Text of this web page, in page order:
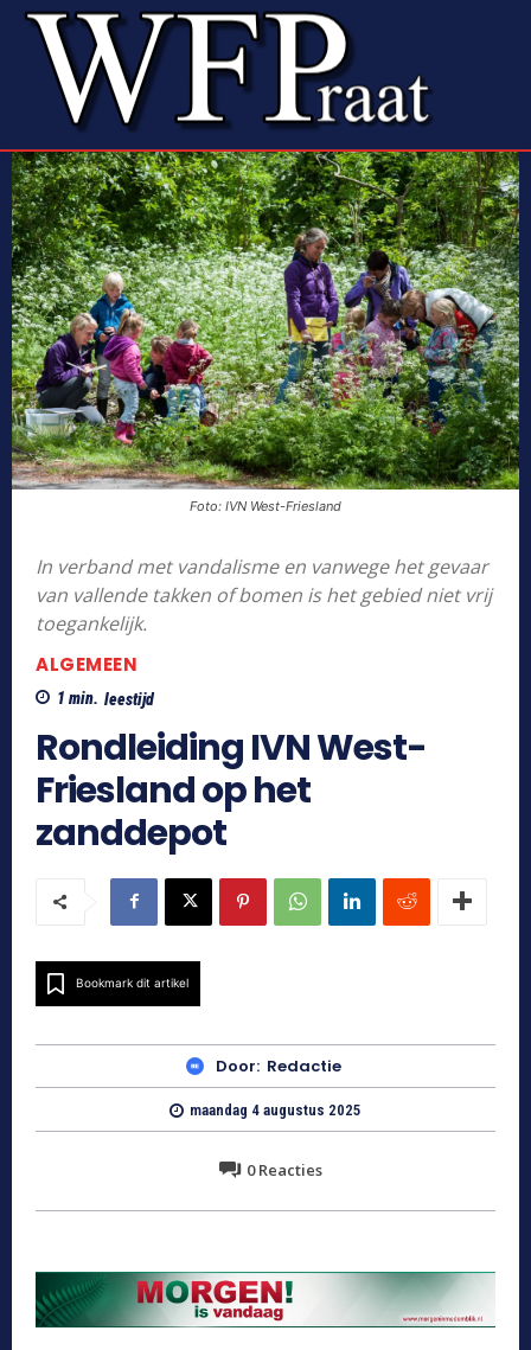
Foto: IVN West-Friesland
In verband met vandalisme en vanwege het gevaar
van vallende takken of bomen is het gebied niet vrij
toegankelijk.
ALGEMEEN
1 min. leestijd
Rondleiding IVN West-
Friesland op het
zanddepot
Bookmark dit artikel
Door: Redactie
maandag 4 augustus 2025
0Reacties